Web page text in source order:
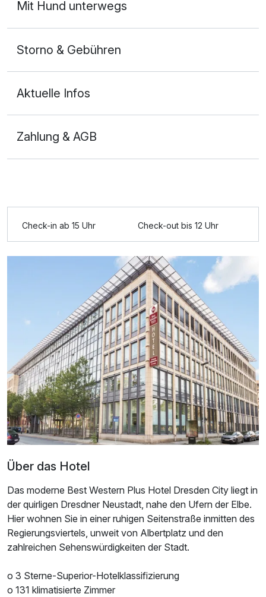
Für 3 Tage p.P. ab110,00 €
Doppelzimmer Komfort
Ausstattung
Für 3 Tage p.P. ab
Mit Hund unterwegs
Storno & Gebühren
Aktuelle Infos
Zahlung & AGB
Check-in ab 15 Uhr Check-out bis 12 Uhr
Über das Hotel
Das moderne Best Western Plus Hotel Dresden City liegt in
der quirligen Dresdner Neustadt, nahe den Ufern der Elbe.
Hier wohnen Sie in einer ruhigen Seitenstraße inmitten des
Regierungsviertels, unweit von Albertplatz und den
zahlreichen Sehenswürdigkeiten der Stadt.
o 3 Sterne-Superior-Hotelklassifizierung
o 131 klimatisierte Zimmer